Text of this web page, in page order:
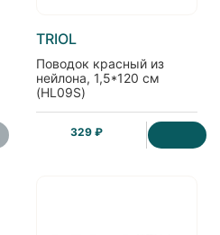
TRIOL
Поводок красный из
нейлона, 1,5*120 см
(HL09S)
329 ₽